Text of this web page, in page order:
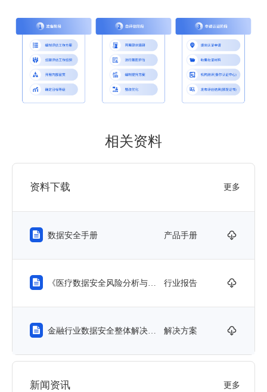
相关资料
资料下载 更多
 数据安全手册 产品手册 
 《医疗数据安全风险分析与防范实践（2021最新版）》 行业报告 
 金融行业数据安全整体解决方案及案例集 解决方案 
新闻资讯 更多